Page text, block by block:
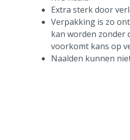
Extra sterk door
Verpakking is zo
kan worden zonder
voorkomt kans op
Naalden kunnen